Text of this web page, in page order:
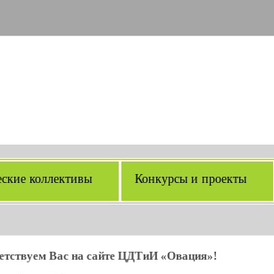
коллективы Конкурсы и проекты
Вас на сайте ЦДТиИ «Овация»!